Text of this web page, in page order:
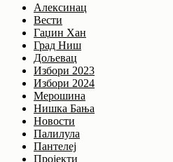
Алексинац
Вести
Гаџин Хан
Град Ниш
Дољевац
Избори 2023
Избори 2024
Мерошина
Нишка Бања
Новости
Палилула
Пантелеј
Пројекти